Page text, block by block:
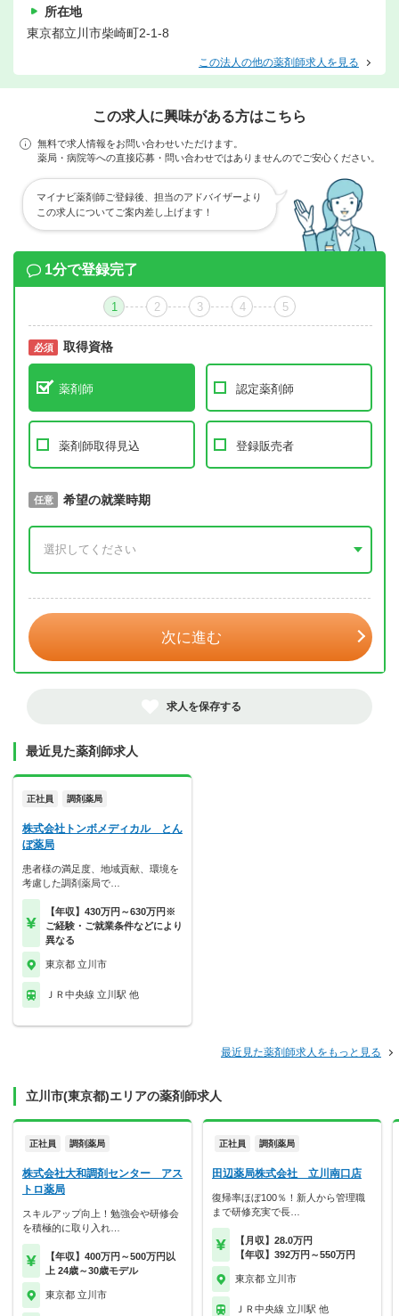
所在地
東京都立川市柴崎町2-1-8
この法人の他の薬剤師求人を見る
この求人に興味がある方はこちら
無料で求人情報をお問い合わせいただけます。
薬局・病院等への直接応募・問い合わせではありませんのでご安心ください。
マイナビ薬剤師ご登録後、担当のアドバイザーより
この求人についてご案内差し上げます！
1分で登録完了
1 2 3 4 5
必須 取得資格
薬剤師 認定薬剤師
薬剤師取得見込 登録販売者
必須 取得予定年
任意 希望の就業時期
次に進む
求人を保存する
最近見た薬剤師求人
正社員 調剤薬局
株式会社トンボメディカル とん
ぼ薬局
患者様の満足度、地域貢献、環境を
考慮した調剤薬局で…
【年収】430万円～630万円※
ご経験・ご就業条件などにより
異なる
東京都 立川市
ＪＲ中央線 立川駅 他
最近見た薬剤師求人をもっと見る
立川市(東京都)エリアの薬剤師求人
正社員 調剤薬局
株式会社大和調剤センター アス
トロ薬局
スキルアップ向上！勉強会や研修会
を積極的に取り入れ…
【年収】400万円～500万円以
上 24歳～30歳モデル
東京都 立川市
正社員 調剤薬局
田辺薬局株式会社 立川南口店
復帰率ほぼ100％！新人から管理職
まで研修充実で長…
【月収】28.0万円
【年収】392万円～550万円
東京都 立川市
ＪＲ中央線 立川駅 他